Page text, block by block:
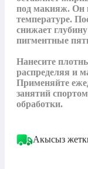
под макияж. Он
температуре.
снижает
пигментные
Нанесите
распределяя и
Применяйте
занятий
обработки.
Акысыз